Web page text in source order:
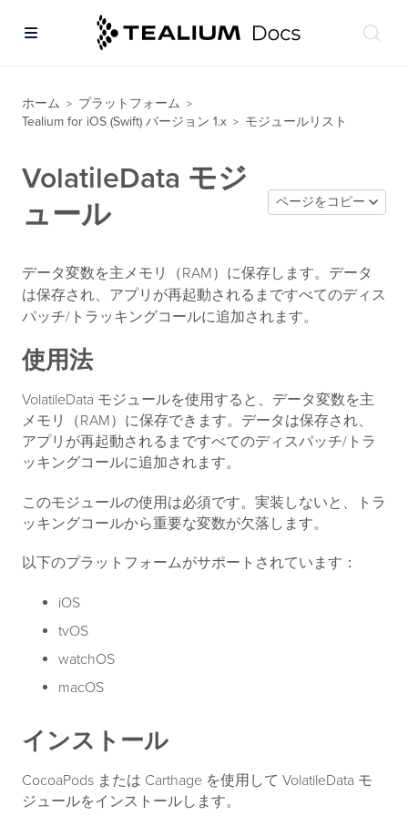
ホーム > プラットフォーム >
Tealium for iOS (Swift) バージョン 1.x > モジュールリスト
VolatileData モジ
ュール
ページをコピー
データ変数を主メモリ（RAM）に保存します。データ
は保存され、アプリが再起動されるまですべてのディス
パッチ/トラッキングコールに追加されます。
使用法
VolatileData モジュールを使用すると、データ変数を主
メモリ（RAM）に保存できます。データは保存され、
アプリが再起動されるまですべてのディスパッチ/トラ
ッキングコールに追加されます。
このモジュールの使用は必須です。実装しないと、トラ
ッキングコールから重要な変数が欠落します。
以下のプラットフォームがサポートされています：
iOS
tvOS
watchOS
macOS
インストール
CocoaPods または Carthage を使用して VolatileData モ
ジュールをインストールします。